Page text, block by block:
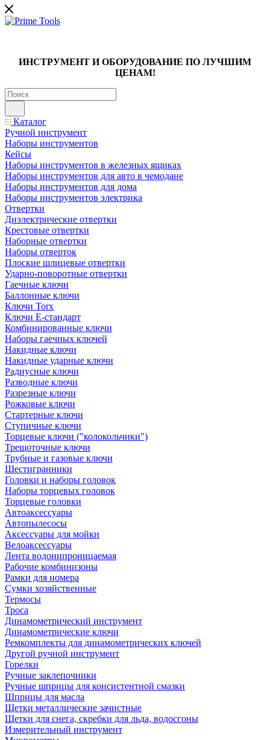
ИНСТРУМЕНТ И ОБОРУДОВАНИЕ ПО ЛУЧШИМ
ЦЕНАМ!
Каталог
Ручной инструмент
Наборы инструментов
Кейсы
Наборы инструментов в железных ящиках
Наборы инструментов для авто в чемодане
Наборы инструментов для дома
Наборы инструментов электрика
Отвертки
Диэлектрические отвертки
Крестовые отвертки
Наборные отвертки
Наборы отверток
Плоские шлицевые отвертки
Ударно-поворотные отвертки
Гаечные ключи
Баллонные ключи
Ключи Torx
Ключи Е-стандарт
Комбинированные ключи
Наборы гаечных ключей
Накидные ключи
Накидные ударные ключи
Радиусные ключи
Разводные ключи
Разрезные ключи
Рожковые ключи
Стартерные ключи
Ступичные ключи
Торцевые ключи ("колокольчики")
Трещоточные ключи
Трубные и газовые ключи
Шестигранники
Головки и наборы головок
Наборы торцевых головок
Торцевые головки
Автоаксессуары
Автопылесосы
Аксессуары для мойки
Велоаксессуары
Лента водонипроницаемая
Рабочие комбинизоны
Рамки для номера
Сумки хозяйственные
Термосы
Троса
Динамометрический инструмент
Динамометрические ключи
Ремкомплекты для динамометрических ключей
Другой ручной инструмент
Горелки
Ручные заклепочники
Ручные шприцы для консистентной смазки
Шприцы для масла
Щетки металлические зачистные
Щетки для снега, скребки для льда, водосгоны
Измерительный инструмент